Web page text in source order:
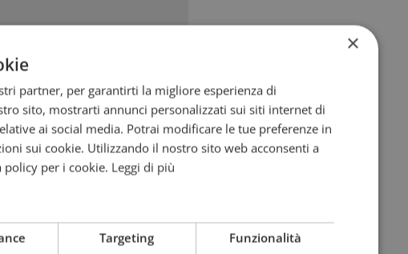
×
partner, per garantirti la migliore esperienza di
sito, mostrarti annunci personalizzati sui siti internet di
ai social media. Potrai modificare le tue preferenze in
sui cookie. Utilizzando il nostro sito web acconsenti a
per i cookie. Leggi di più
Targeting Funzionalità